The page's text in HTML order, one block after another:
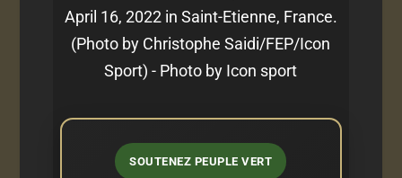
April 16, 2022 in Saint-Etienne, France.
(Photo by Christophe Saidi/FEP/Icon
Sport) - Photo by Icon sport
SOUTENEZ PEUPLE VERT